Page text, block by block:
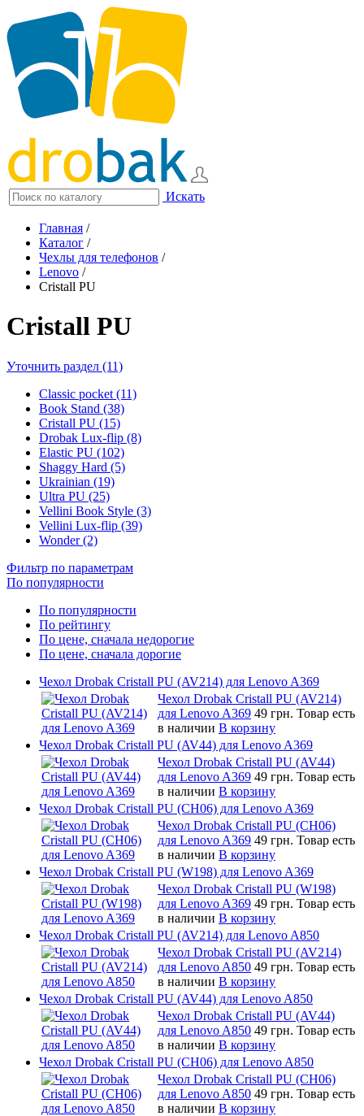
Искать
Главная /
Каталог /
Чехлы для телефонов /
Lenovo /
Cristall PU
Cristall PU
Уточнить раздел (11)
Classic pocket (11)
Book Stand (38)
Cristall PU (15)
Drobak Lux-flip (8)
Elastic PU (102)
Shaggy Hard (5)
Ukrainian (19)
Ultra PU (25)
Vellini Book Style (3)
Vellini Lux-flip (39)
Wonder (2)
Фильтр по параметрам
По популярности
По популярности
По рейтингу
По цене, сначала недорогие
По цене, сначала дорогие
Чехол Drobak Cristall PU (AV214) для Lenovo A369
Чехол Drobak Cristall PU (AV214)
для Lenovo A369 49 грн. Товар есть
в наличии В корзину
Чехол Drobak Cristall PU (AV44) для Lenovo A369
Чехол Drobak Cristall PU (AV44)
для Lenovo A369 49 грн. Товар есть
в наличии В корзину
Чехол Drobak Cristall PU (CH06) для Lenovo A369
Чехол Drobak Cristall PU (CH06)
для Lenovo A369 49 грн. Товар есть
в наличии В корзину
Чехол Drobak Cristall PU (W198) для Lenovo A369
Чехол Drobak Cristall PU (W198)
для Lenovo A369 49 грн. Товар есть
в наличии В корзину
Чехол Drobak Cristall PU (AV214) для Lenovo A850
Чехол Drobak Cristall PU (AV214)
для Lenovo A850 49 грн. Товар есть
в наличии В корзину
Чехол Drobak Cristall PU (AV44) для Lenovo A850
Чехол Drobak Cristall PU (AV44)
для Lenovo A850 49 грн. Товар есть
в наличии В корзину
Чехол Drobak Cristall PU (CH06) для Lenovo A850
Чехол Drobak Cristall PU (CH06)
для Lenovo A850 49 грн. Товар есть
в наличии В корзину